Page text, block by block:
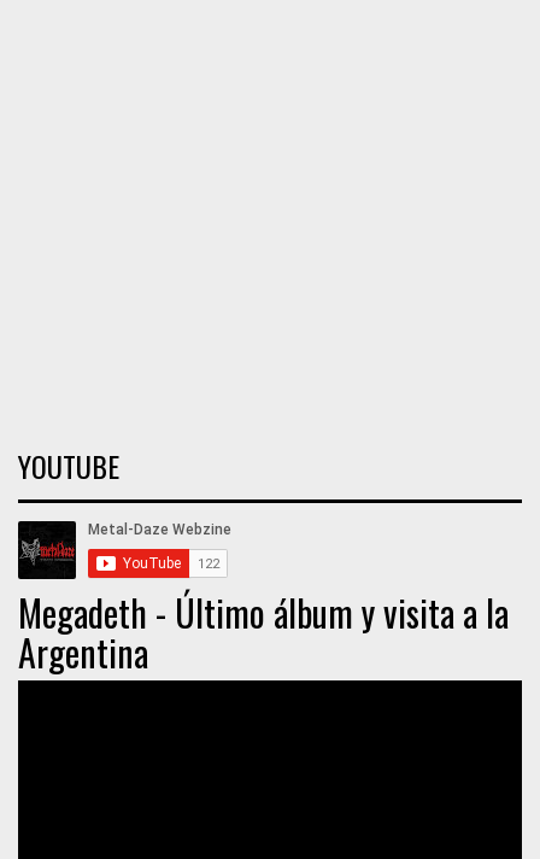
YOUTUBE
Megadeth - Último álbum y visita a la
Argentina